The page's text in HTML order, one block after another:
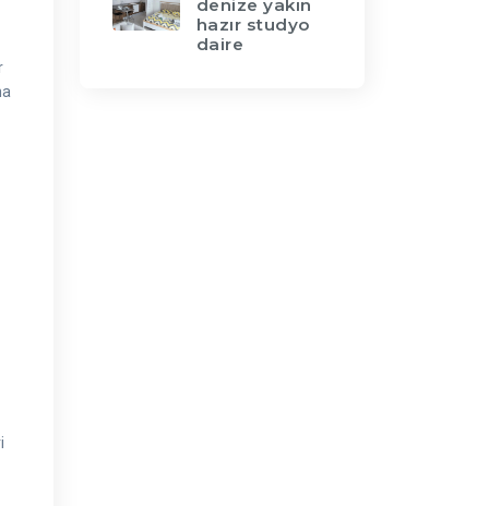
denize yakın
hazır studyo
daire